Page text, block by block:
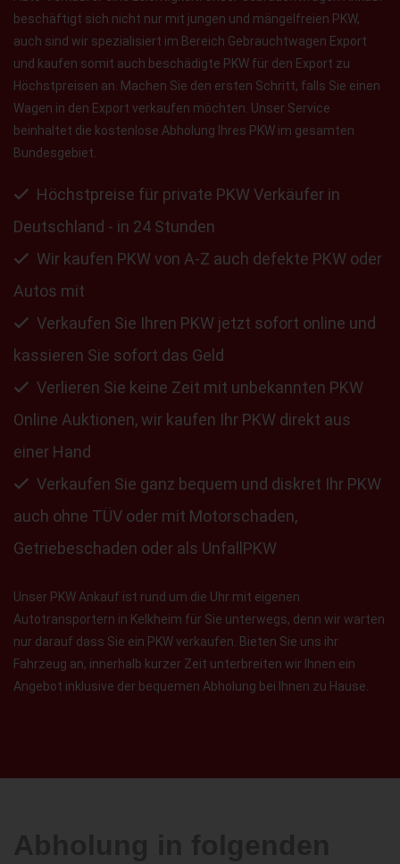
beschäftigt sich nicht nur mit jungen und mängelfreien PKW,
auch sind wir spezialisiert im Bereich Gebrauchtwagen Export
und kaufen somit auch beschädigte PKW für den Export zu
Höchstpreisen an. Machen Sie den ersten Schritt, falls Sie einen
Wagen in den Export verkaufen möchten. Unser Service
beinhaltet die kostenlose Abholung Ihres PKW im gesamten
Bundesgebiet.
Höchstpreise für private PKW Verkäufer in
Deutschland - in 24 Stunden
Wir kaufen PKW von A-Z auch defekte PKW oder
Autos mit
Verkaufen Sie Ihren PKW jetzt sofort online und
kassieren Sie sofort das Geld
Verlieren Sie keine Zeit mit unbekannten PKW
Online Auktionen, wir kaufen Ihr PKW direkt aus
einer Hand
Verkaufen Sie ganz bequem und diskret Ihr PKW
auch ohne TÜV oder mit Motorschaden,
Getriebeschaden oder als UnfallPKW
Unser PKW Ankauf ist rund um die Uhr mit eigenen
Autotransportern in Kelkheim für Sie unterwegs, denn wir warten
nur darauf dass Sie ein PKW verkaufen. Bieten Sie uns ihr
Fahrzeug an, innerhalb kurzer Zeit unterbreiten wir Ihnen ein
Angebot inklusive der bequemen Abholung bei Ihnen zu Hause.